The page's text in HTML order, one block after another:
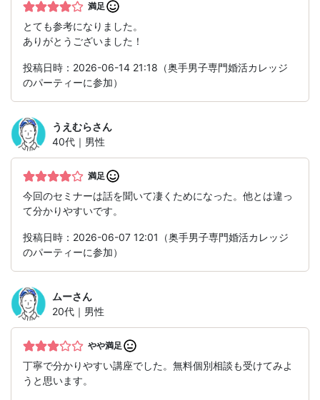
満足
とても参考になりました。
ありがとうございました！
投稿日時：2026-06-14 21:18（奥手男子専門婚活カレッジ
のパーティーに参加）
うえむらさん
40代｜男性
満足
今回のセミナーは話を聞いて凄くためになった。他とは違っ
て分かりやすいです。
投稿日時：2026-06-07 12:01（奥手男子専門婚活カレッジ
のパーティーに参加）
ムーさん
20代｜男性
やや満足
丁寧で分かりやすい講座でした。無料個別相談も受けてみよ
うと思います。